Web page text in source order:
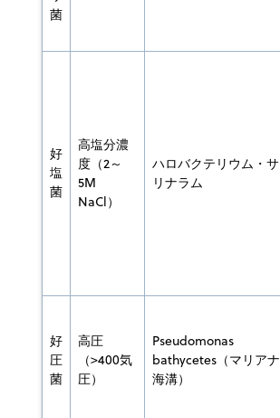
菌
好
塩
菌
高塩分濃
度（2～
5M
NaCl）
ハロバクテリウム・サ
リナラム
好
圧
菌
高圧
（>400気
圧）
Pseudomonas
bathycetes（マリアナ
海溝）